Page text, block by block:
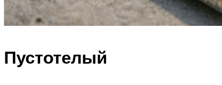
Пустотелый